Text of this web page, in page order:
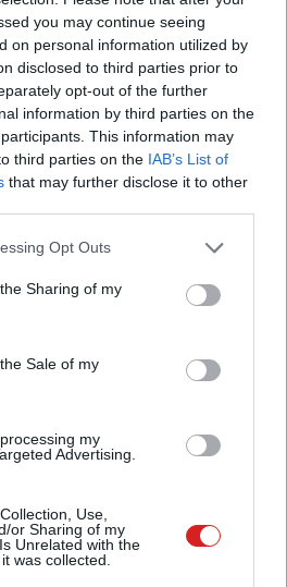
you may continue seeing
on personal information utilized by
disclosed to third parties prior to
opt-out of the further
information by third parties on the
This information may
third parties on the IAB’s List of
that may further disclose it to other
app uses one or more Google
usage behaviour. You may click to
and its third-party tags to
purposes in below Google
Opt Outs
Sharing of my
Sale of my
my
Advertising.
Use,
or Sharing of my
Unrelated with the
was collected.
egy ember, akinek csak
Anistonra „villan fel” egy
| 2026.01.05 22:19
hasznos a gyerek számára
Tudományos
| 2026.01.03 07:02
össze lehet rakni
8 bajnokságot
92 éves nagymama
| 2025.12.19 12:39
áttörés: növényi